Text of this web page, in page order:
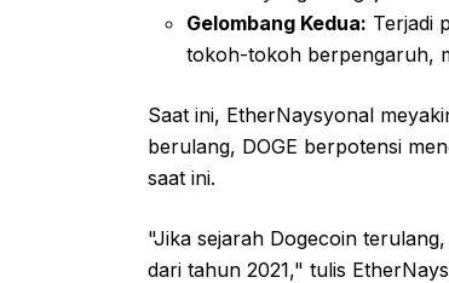
Gelombang Kedua: Terjadi
tokoh-tokoh berpengaruh,
Saat ini, EtherNaysyonal
berulang, DOGE berpotensi
saat ini.
"Jika sejarah Dogecoin
dari tahun 2021," tulis